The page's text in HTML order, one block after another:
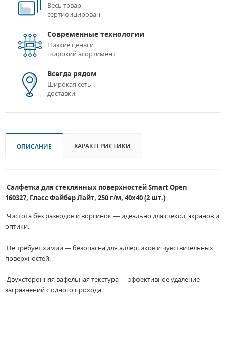
Весь товар
сертифицирован
Современные технологии
Низкие цены и
широкий асортимент
Всегда рядом
Широкая сеть
доставки
ОПИСАНИЕ ХАРАКТЕРИСТИКИ
Салфетка для стеклянных поверхностей Smart Open
160327, Гласс Файбер Лайт, 250 г/м, 40х40 (2 шт.)
Чистота без разводов и ворсинок — идеально для стекол, экранов и
оптики.
Не требует химии — безопасна для аллергиков и чувствительных
поверхностей.
Двухсторонняя вафельная текстура — эффективное удаление
загрязнений с одного прохода.